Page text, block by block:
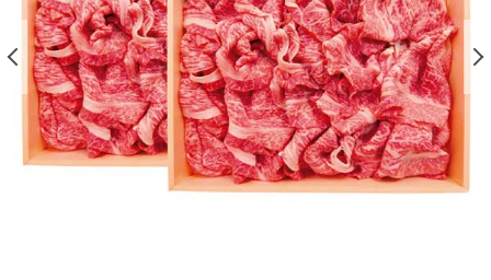
前の画像を表示する